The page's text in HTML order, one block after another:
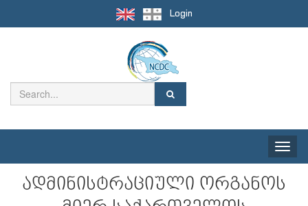
Login
Toggle
ადმინისტრაციული ორგანოს